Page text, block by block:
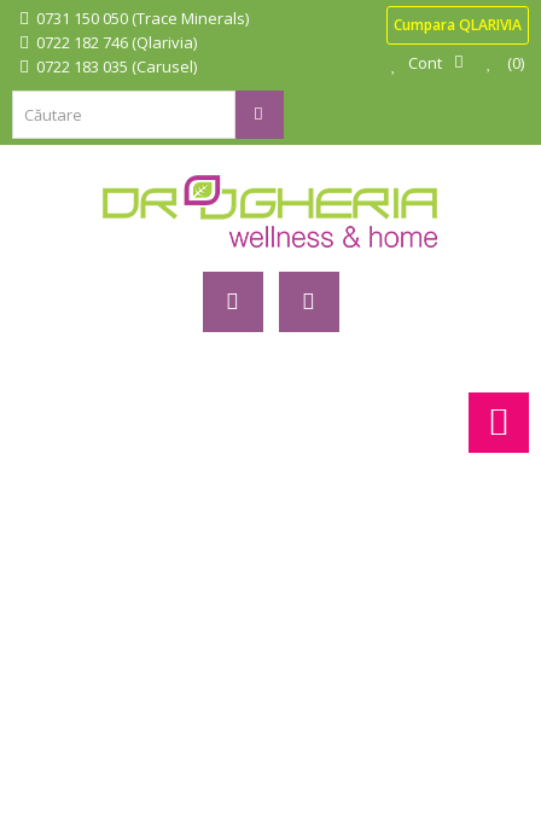
0731 150 050 (Trace Minerals)
0722 182 746 (Qlarivia)
0722 183 035 (Carusel)
Cumpara QLARIVIA
Cont 0